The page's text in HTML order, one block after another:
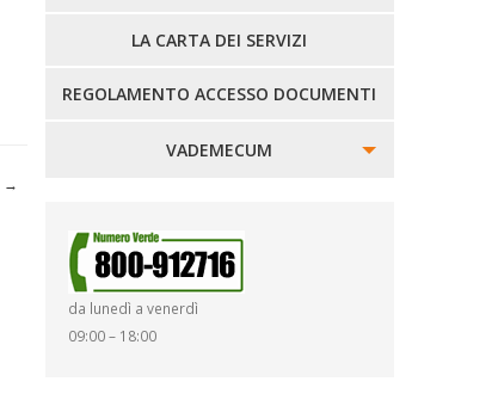
→
LA CARTA DEI SERVIZI
REGOLAMENTO ACCESSO DOCUMENTI
VADEMECUM
SMARRIMENTO OGGETTI
DIRITTI E DOVERI
da lunedì a venerdì
09:00 – 18:00